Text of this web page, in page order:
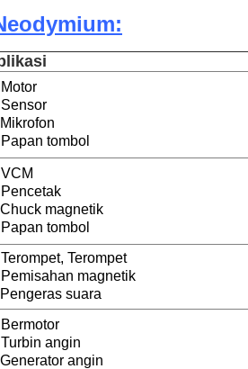
Sensor
tombol
Pencetak
magnetik
tombol
Terompet
Pemisahan magnetik
suara
Turbin angin
angin